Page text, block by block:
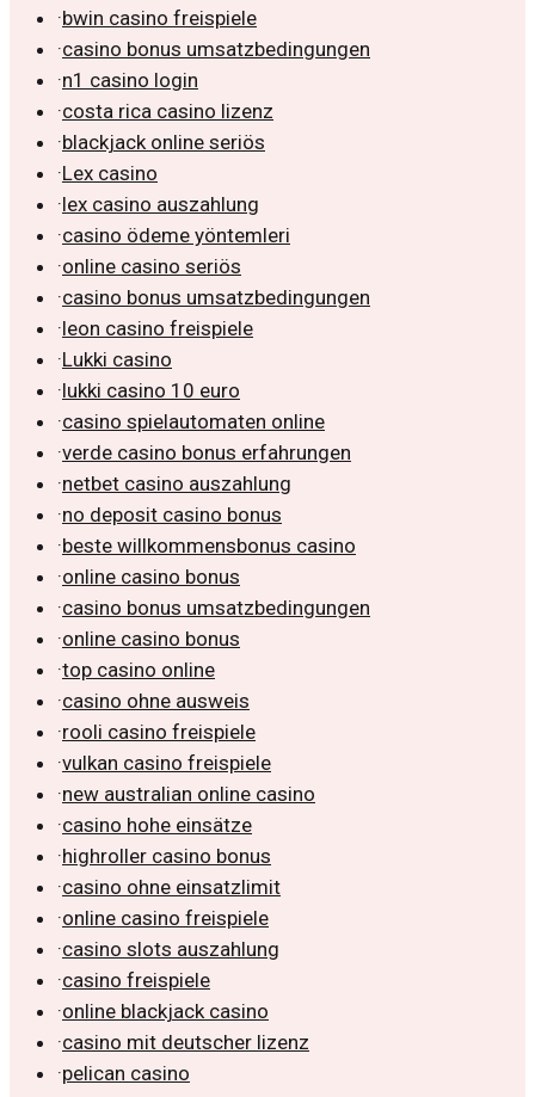
·bwin casino freispiele
·casino bonus umsatzbedingungen
·n1 casino login
·costa rica casino lizenz
·blackjack online seriös
·Lex casino
·lex casino auszahlung
·casino ödeme yöntemleri
·online casino seriös
·casino bonus umsatzbedingungen
·leon casino freispiele
·Lukki casino
·lukki casino 10 euro
·casino spielautomaten online
·verde casino bonus erfahrungen
·netbet casino auszahlung
·no deposit casino bonus
·beste willkommensbonus casino
·online casino bonus
·casino bonus umsatzbedingungen
·online casino bonus
·top casino online
·casino ohne ausweis
·rooli casino freispiele
·vulkan casino freispiele
·new australian online casino
·casino hohe einsätze
·highroller casino bonus
·casino ohne einsatzlimit
·online casino freispiele
·casino slots auszahlung
·casino freispiele
·online blackjack casino
·casino mit deutscher lizenz
·pelican casino